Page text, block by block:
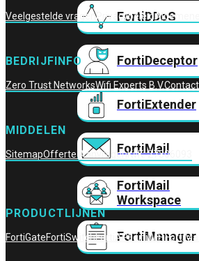
FortiDDoS
FortiDeceptor
FortiExtender
FortiMail
FortiMail
Workspace
FortiManager
Veelgestelde vragenPrivacybeleid
BEDRIJFINFO
Zero Trust NetworksWifi Experts B.V.Contact
MIDDELEN
SitemapOfferte AanvragenKvK: 27306093
PRODUCTLIJNEN
FortiGateFortiSwitchFortiAPFortiWiFi